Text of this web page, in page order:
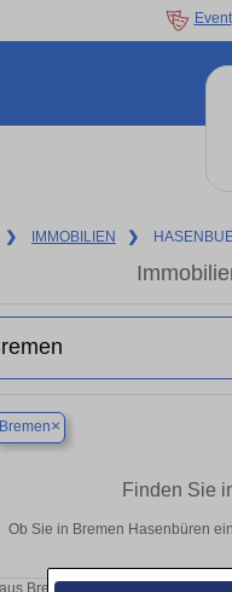
Event
❯ IMMOBILIEN ❯
Bremen×
Finden Sie
Ob Sie in Bremen Hasenbüren